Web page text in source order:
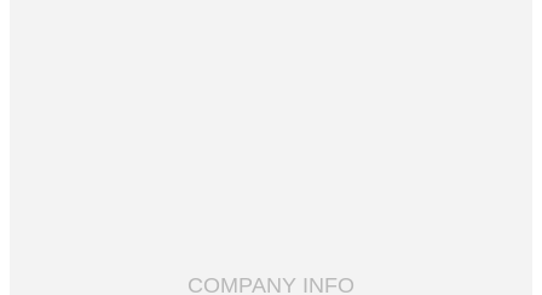
COMPANY INFO